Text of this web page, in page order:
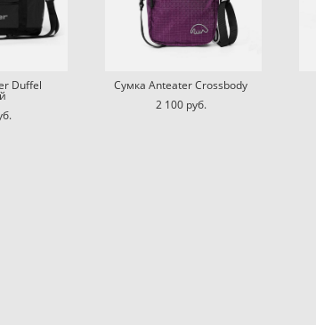
Duffel
Сумка Anteater Crossbody
2 100 pуб.